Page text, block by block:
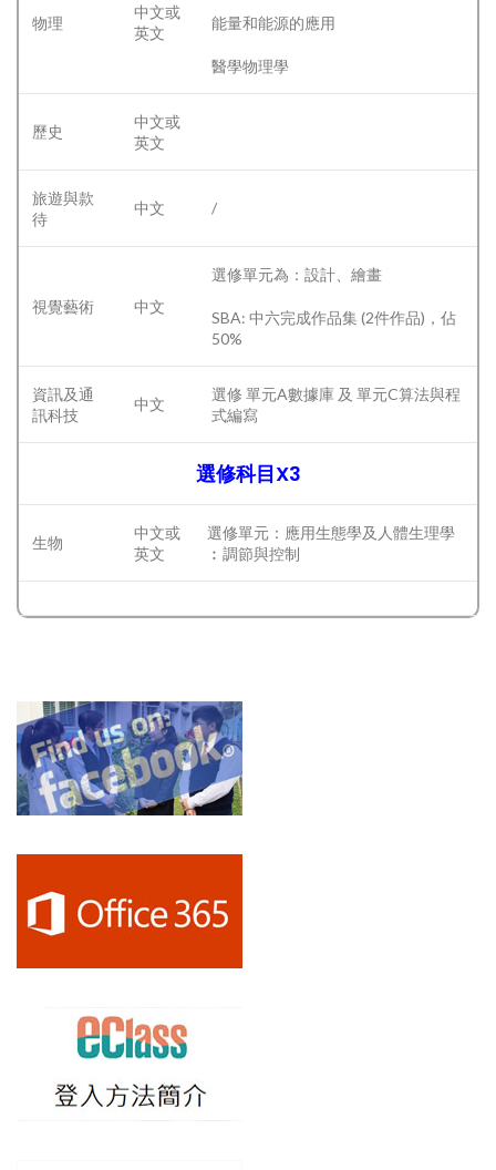
物理
中文或
英文
能量和能源的應用
醫學物理學
歷史
中文或
英文
旅遊與款
待
中文 /
視覺藝術 中文
選修單元為：設計、繪畫
SBA: 中六完成作品集 (2件作品)，佔
50%
資訊及通
訊科技
中文
選修 單元A數據庫 及 單元C算法與程
式編寫
選修科目X3
生物
中文或
英文
選修單元：應用生態學及人體生理學
︰調節與控制